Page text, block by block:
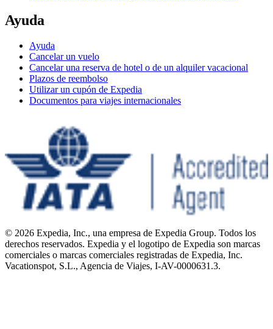
Ayuda
Ayuda
Cancelar un vuelo
Cancelar una reserva de hotel o de un alquiler vacacional
Plazos de reembolso
Utilizar un cupón de Expedia
Documentos para viajes internacionales
© 2026 Expedia, Inc., una empresa de Expedia Group. Todos los
derechos reservados. Expedia y el logotipo de Expedia son marcas
comerciales o marcas comerciales registradas de Expedia, Inc.
Vacationspot, S.L., Agencia de Viajes, I-AV-0000631.3.